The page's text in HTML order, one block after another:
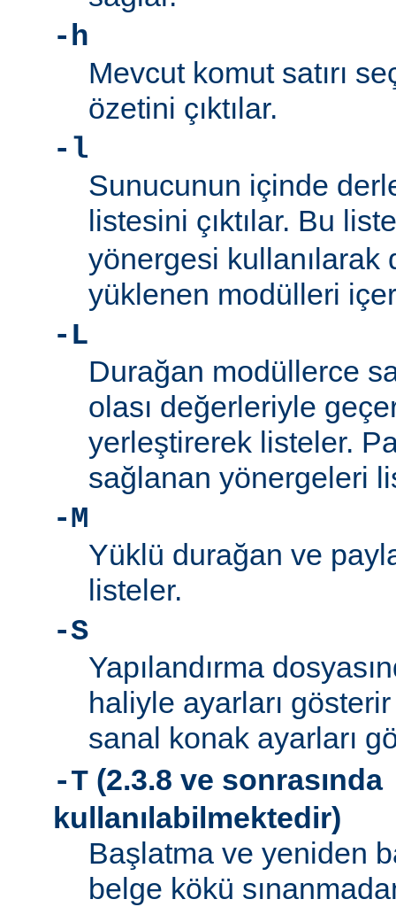
-h
Mevcut komut satırı
özetini çıktılar.
-l
Sunucunun içinde
listesini çıktılar. Bu
yönergesi kullanılarak
yüklenen modülleri
-L
Durağan modüllerce
olası değerleriyle
yerleştirerek listeler.
sağlanan yönergeleri
-M
Yüklü durağan ve
listeler.
-S
Yapılandırma
haliyle ayarları
sanal konak ayarları
-T (2.3.8 ve sonrasında
kullanılabilmektedir)
Başlatma ve yeniden
belge kökü